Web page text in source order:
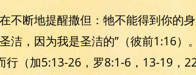
不断地提醒撒但：牠不能得到你的
洁，因为我是圣洁的”（彼前1:16）
行（加5:13-26，罗8:1-6，13-19，